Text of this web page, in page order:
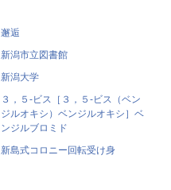
邂逅
新潟市立図書館
新潟大学
３，５‐ビス［３，５‐ビス（ベン
ジルオキシ）ベンジルオキシ］ベ
ンジルブロミド
新島式コロニー回転受け身